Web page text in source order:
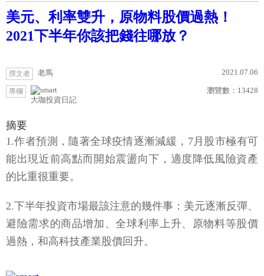
美元、利率雙升，原物料股價過熱！
2021下半年你該把錢往哪放？
撰文者 老馬 2021.07.06
專欄
大咖投資日記
瀏覽數： 13428
摘要
1.作者預測，隨著全球疫情逐漸減緩，7月股市極有可
能出現近前高點而開始震盪向下，適度降低風險資產
的比重很重要。
2.下半年投資市場最該注意的幾件事：美元逐漸反彈、
避險需求的商品增加、全球利率上升、原物料等股價
過熱，和高科技產業股價回升。